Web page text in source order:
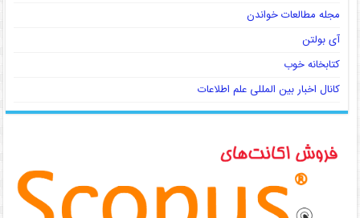
مجله مطالعات خواندن
آی بولتن
کتابخانه خوب
کانال اخبار بین المللی علم اطلاعات